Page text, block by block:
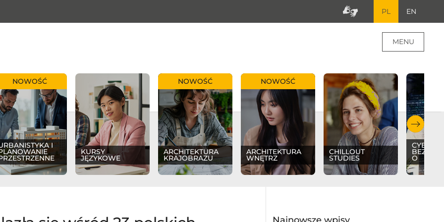
PL EN
MENU
I
NOWOŚĆ
KURSY
JĘZYKOWE
ARCHITEKTURA
KRAJOBRAZU
NOWOŚĆ
ARCHITEKTURA
WNĘTRZ
NOWOŚĆ
CHILLOUT
STUDIES
CYBER
O